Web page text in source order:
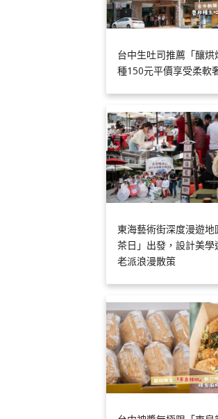
台中生吐司推薦「釀
種150元平價享受柔軟
東海藝術街深度漫遊
茶日」出發，設計美
老派浪漫散策